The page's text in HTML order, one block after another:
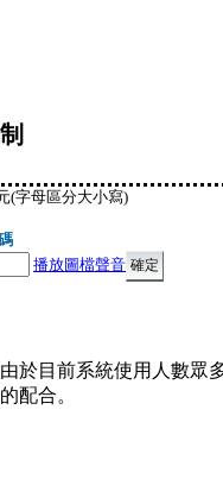
(字母區分大小寫)
播放圖檔聲音
於目前系統使用人數眾
配合。